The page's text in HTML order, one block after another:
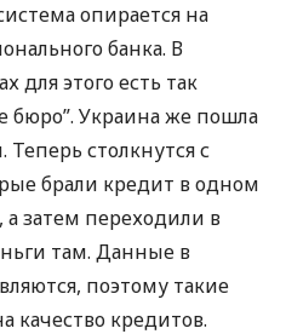
опирается на
банка. В
для этого есть так
бюро”. Украина же пошла
столкнутся с
брали кредит в одном
а затем переходили в
там. Данные в
поэтому такие
качество кредитов.